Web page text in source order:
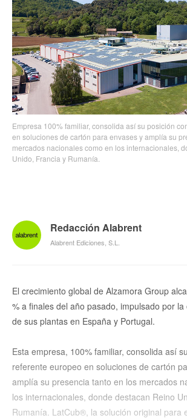
Empresa 100% familiar, consolida así su posición
en soluciones de cartón para envases y amplía su
mercados nacionales como en los internacionales,
Unido, Francia y Rumanía.
Redacción Alabrent
Alabrent Ediciones, S.L.
El crecimiento global de Alzamora Group
% a finales del año pasado, impulsado por la
de sus plantas en España y Portugal.
Esta empresa, 100% familiar, consolida así
referente europeo en soluciones de cartón
amplía su presencia tanto en los mercados
los internacionales, donde destacan Reino
Rumanía. LatCub®, la solución original para